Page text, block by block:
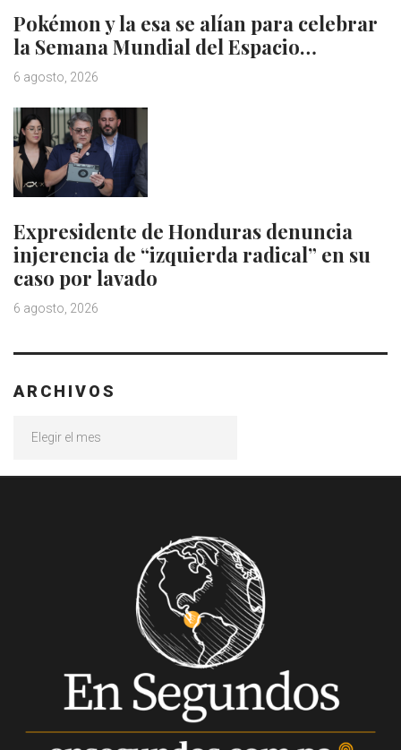
Pokémon y la esa se alían para celebrar
la Semana Mundial del Espacio…
6 agosto, 2026
Expresidente de Honduras denuncia
injerencia de “izquierda radical” en su
caso por lavado
6 agosto, 2026
ARCHIVOS